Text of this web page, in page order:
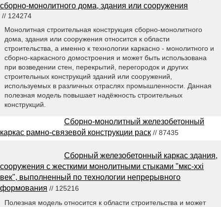
сборно-монолитного дома, здания или сооружения
// 124274
Монолитная строительная конструкция сборно-монолитного
дома, здания или сооружения относится к области
строительства, а именно к технологии каркасно - монолитного и
сборно-каркасного домостроения и может быть использована
при возведении стен, перекрытий, перегородок и других
строительных конструкций зданий или сооружений,
используемых в различных отраслях промышленности. Данная
полезная модель повышает надёжность строительных
конструкций.
Сборно-монолитный железобетонный
каркас рамно-связевой конструкции раск // 87435
Сборный железобетонный каркас здания,
сооружения с жесткими монолитными стыками "мкс-xxi
век", выполненный по технологии непрерывного
формования // 125216
Полезная модель относится к области строительства и может